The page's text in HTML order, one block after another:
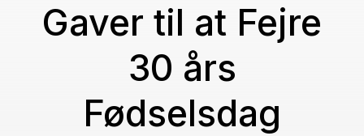
Gaver til at Fejre
30 års
Fødselsdag